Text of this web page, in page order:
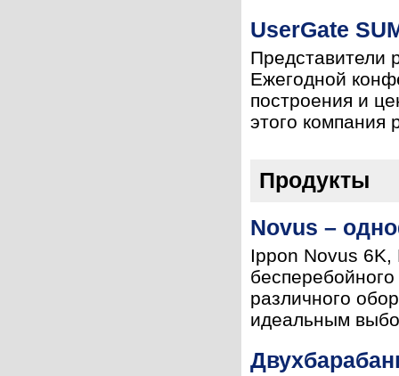
UserGate
Представители
Ежегодной
построения и
этого компания
Продукты
Novus –
Ippon Novus
различного
идеальным